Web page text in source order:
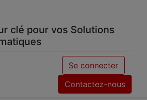
clé pour vos Solutions
Se connecter
Contactez-nous